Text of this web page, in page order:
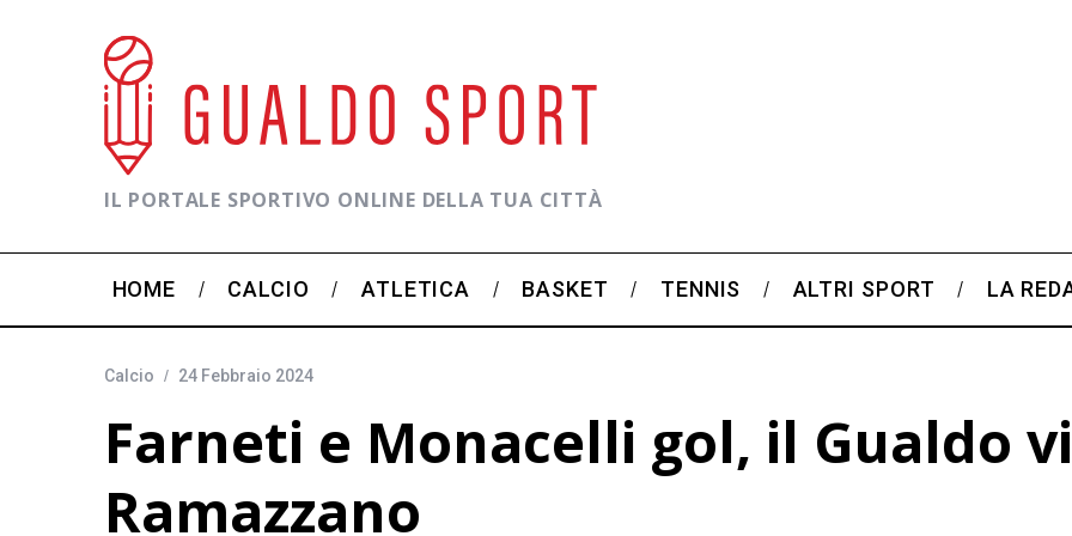
IL PORTALE SPORTIVO ONLINE DELLA TUA CITTÀ
HOME CALCIO ATLETICA BASKET TENNIS ALTRI SPORT LA
Calcio 24 Febbraio 2024
Farneti e Monacelli gol, il Gualdo
Ramazzano